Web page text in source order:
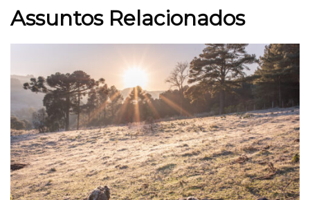
Assuntos Relacionados